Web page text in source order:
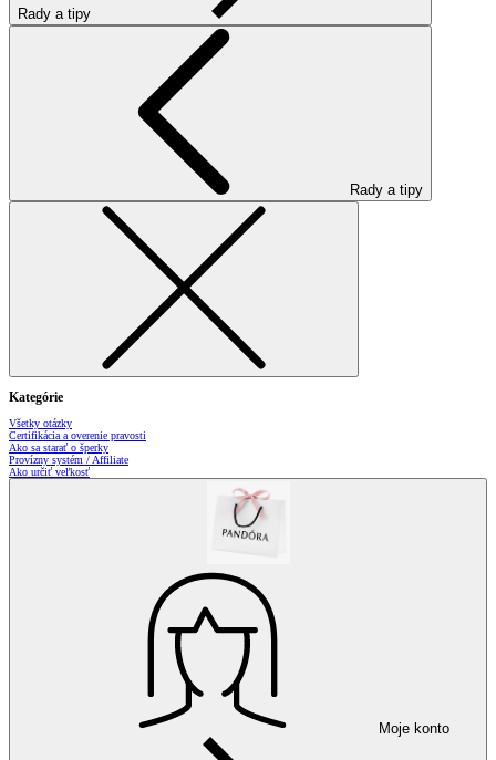
Rady a tipy
Rady a tipy
Kategórie
Všetky otázky
Certifikácia a overenie pravosti
Ako sa starať o šperky
Provízny systém / Affiliate
Ako určiť veľkosť
Moje konto